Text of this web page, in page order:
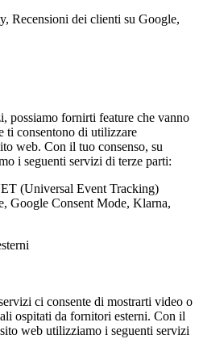
Recensioni dei clienti su Google,
possiamo fornirti feature che vanno
ti consentono di utilizzare
web. Con il tuo consenso, su
i seguenti servizi di terze parti:
(Universal Event Tracking)
Google Consent Mode, Klarna,
ci consente di mostrarti video o
ospitati da fornitori esterni. Con il
web utilizziamo i seguenti servizi